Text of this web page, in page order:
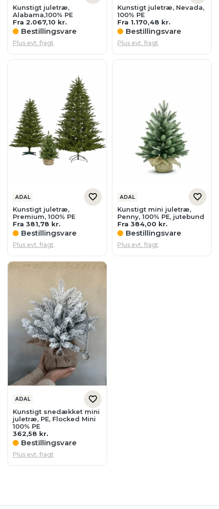
Kunstigt juletræ,
Alabama,100% PE
Fra 2.067,10 kr.
Bestillingsvare
Plus evt. fragt
Kunstigt juletræ, Nevada,
100% PE
Fra 1.170,48 kr.
Bestillingsvare
Plus evt. fragt
ADAL
Kunstigt juletræ,
Premium, 100% PE
Fra 381,78 kr.
Bestillingsvare
Plus evt. fragt
ADAL
Kunstigt mini juletræ,
Penny, 100% PE, jutebund
Fra 384,00 kr.
Bestillingsvare
Plus evt. fragt
ADAL
Kunstigt snedækket mini
juletræ, PE, Flocked Mini
100% PE
362,58 kr.
Bestillingsvare
Plus evt. fragt